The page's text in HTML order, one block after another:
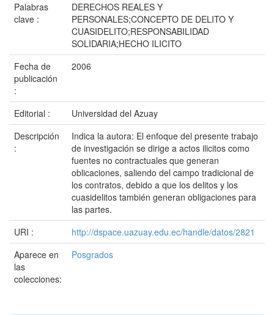
Palabras
clave :
DERECHOS REALES Y
PERSONALES;CONCEPTO DE DELITO Y
CUASIDELITO;RESPONSABILIDAD
SOLIDARIA;HECHO ILICITO
Fecha de
publicación
:
2006
Editorial :
Universidad del Azuay
Descripción
:
Indica la autora: El enfoque del presente trabajo
de investigación se dirige a actos ilicitos como
fuentes no contractuales que generan
oblicaciones, saliendo del campo tradicional de
los contratos, debido a que los delitos y los
cuasidelitos también generan obligaciones para
las partes.
URI :
http://dspace.uazuay.edu.ec/handle/datos/2821
Aparece en
las
colecciones:
Posgrados